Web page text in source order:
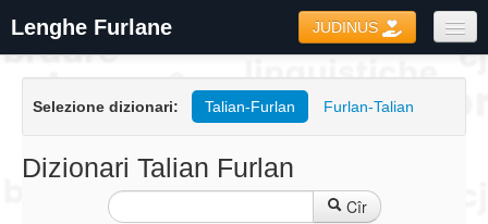
Lenghe Furlane JUDINUS
Formari
Coretôr Ortografic
Informazions
Selezione dizionari: Talian-Furlan Furlan-Talian
Dizionari Talian Furlan
Cîr